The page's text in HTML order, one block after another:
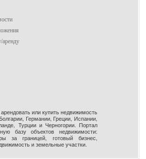
аренду
или купить недвижимость
Германии, Греции, Испании,
Турции и Черногории. Портал
базу объектов недвижимости:
за границей, готовый бизнес,
и земельные участки.